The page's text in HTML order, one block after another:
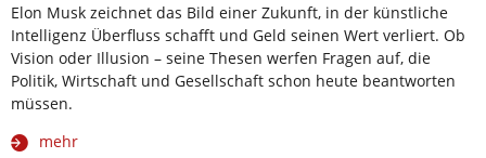
Elon Musk zeichnet das Bild einer Zukunft, in der künstliche
Intelligenz Überfluss schafft und Geld seinen Wert verliert. Ob
Vision oder Illusion – seine Thesen werfen Fragen auf, die
Politik, Wirtschaft und Gesellschaft schon heute beantworten
müssen.
mehr